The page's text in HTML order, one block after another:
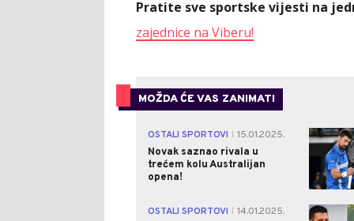
Pratite sve sportske vijesti na
zajednice na Viberu!
MOŽDA ĆE VAS ZANIMATI
OSTALI SPORTOVI
15.01.2025.
Novak saznao rivala u
trećem kolu Australijan
opena!
OSTALI SPORTOVI
14.01.2025.